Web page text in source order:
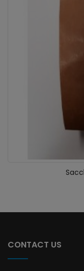
CONTACT US